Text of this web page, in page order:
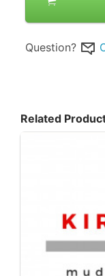
Question?
Related